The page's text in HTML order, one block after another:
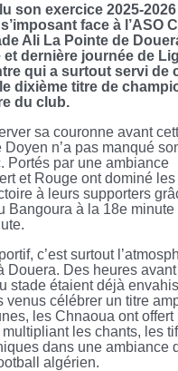
son exercice 2025-
face à l’ASO
Ali La Pointe de
et dernière journée de
qui a surtout servi de
dixième titre de
du club.
sa couronne avant
n’a pas manqué
Portés par une ambiance
et Rouge ont dominé
à leurs supporters
Bangoura à la 18e minute
c’est surtout
Douera. Des heures
stade étaient déjà
venus célébrer un titre
les Chnaoua ont offert
les chants, les
dans une ambiance
algérien.